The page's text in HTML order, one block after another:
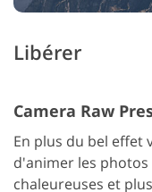
Libérer
Camera Raw
En plus du bel effet
d'animer les
chaleureuses et